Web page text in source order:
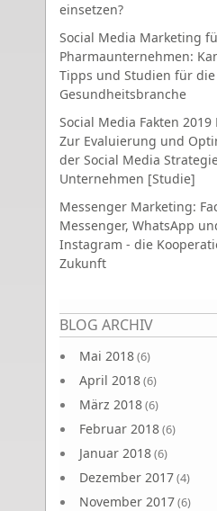
einsetzen?
Social Media Marketing
Pharmaunternehmen:
Tipps und Studien für die
Gesundheitsbranche
Social Media Fakten 2019
Zur Evaluierung und
der Social Media
Unternehmen [Studie]
Messenger Marketing:
Messenger, WhatsApp
Instagram - die
Zukunft
BLOG ARCHIV
Mai 2018(6)
April 2018(6)
März 2018(6)
Februar 2018(6)
Januar 2018(6)
Dezember 2017(4)
November 2017(6)
Seiten